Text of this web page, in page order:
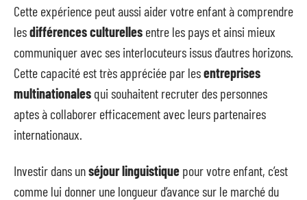
Cette expérience peut aussi aider votre enfant à comprendre
lesdifférences culturelles entre les pays et ainsi mieux
communiquer avec ses interlocuteurs issus d’autres horizons.
Cette capacité est très appréciée par lesentreprises
multinationales qui souhaitent recruter des personnes
aptes à collaborer efficacement avec leurs partenaires
internationaux.
Investir dans unséjour linguistique pour votre enfant, c’est
comme lui donner une longueur d’avance sur le marché du